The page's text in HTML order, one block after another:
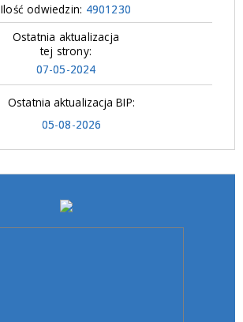
Ilość odwiedzin: 4901230
Ostatnia aktualizacja
tej strony:
07-05-2024
Ostatnia aktualizacja BIP:
05-08-2026